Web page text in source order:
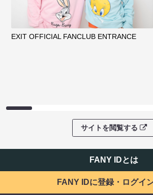
EXIT OFFICIAL FANCLUB ENTRANCE
サイトを閲覧する
FANY IDとは
FANY IDに登録・ログイ